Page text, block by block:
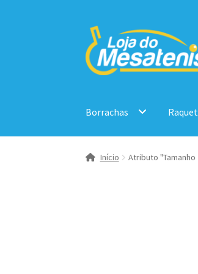
Pular
para
navegação
Pular
para
o
conteúdo
Borrachas
Início Atributo